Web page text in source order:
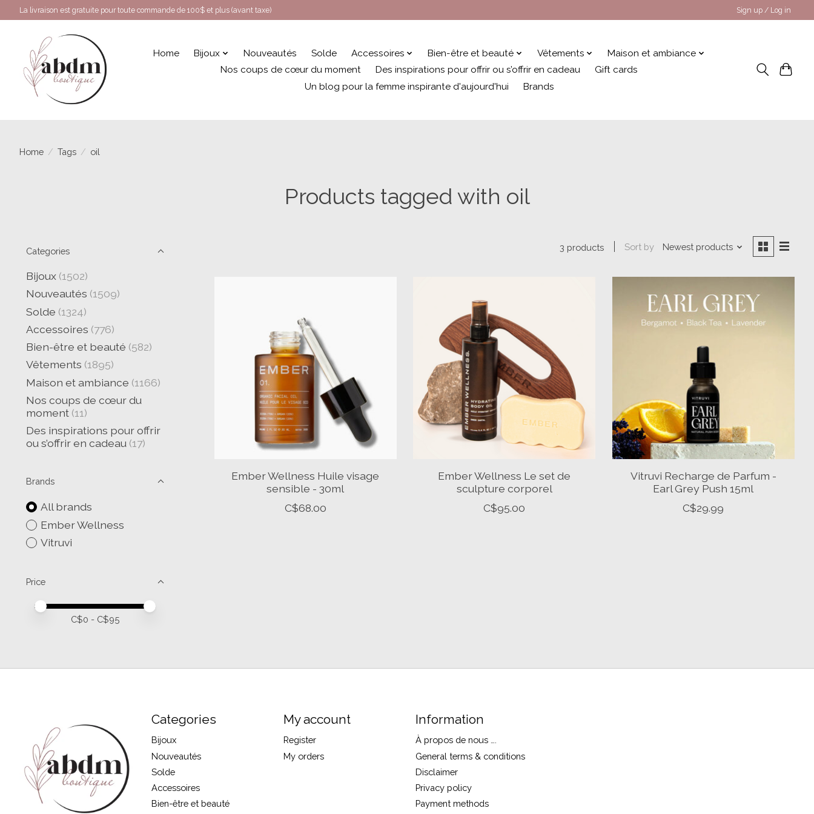
La livraison est gratuite pour toute commande de 100$ et plus (avant taxe) Sign up / Log in
Home Bijoux Nouveautés Solde Accessoires Bien-être et beauté Vêtements
Maison et ambiance
Nos coups de cœur du moment
Des inspirations pour offrir ou s’offrir en cadeau
Gift cards
Un blog pour la femme inspirante d'aujourd'hui
Brands
Home / Tags / oil
Products tagged with oil
Categories
Bijoux (1502)
Nouveautés (1509)
Solde (1324)
Accessoires (776)
Bien-être et beauté (582)
Vêtements (1895)
Maison et ambiance (1166)
Nos coups de cœur du
moment (11)
Des inspirations pour offrir
ou s’offrir en cadeau (17)
Brands
All brands
Ember Wellness
Vitruvi
Price
Price minimum value
Price maximum value
C$0 - C$95
3 products Sort by Newest products
Ember Wellness Huile visage
sensible - 30ml
C$68.00
Ember Wellness Le set de
sculpture corporel
C$95.00
Vitruvi Recharge de Parfum -
Earl Grey Push 15ml
C$29.99
Categories
Bijoux
Nouveautés
Solde
Accessoires
Bien-être et beauté
My account
Register
My orders
Information
À propos de nous ….
General terms & conditions
Disclaimer
Privacy policy
Payment methods